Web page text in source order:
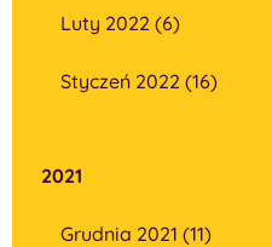
Luty 2022 (6)
Styczeń 2022 (16)
2021
Grudnia 2021 (11)